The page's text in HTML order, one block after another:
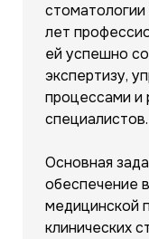
лет
ей успешно
экспертизу,
процессами и
специалистов.
Основная
обеспечение
медицинской
клинических